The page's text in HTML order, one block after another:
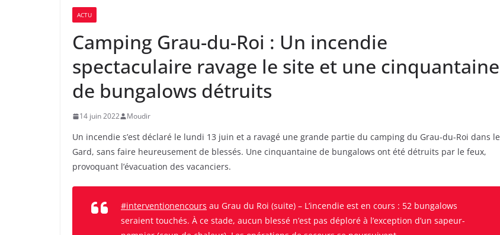
ACTU
Camping Grau-du-Roi : Un incendie
spectaculaire ravage le site et une cinquantaine
de bungalows détruits
14 juin 2022 Moudir
Un incendie s’est déclaré le lundi 13 juin et a ravagé une grande partie du camping du Grau-du-Roi dans le
Gard, sans faire heureusement de blessés. Une cinquantaine de bungalows ont été détruits par le feux,
provoquant l’évacuation des vacanciers.
#interventionencours au Grau du Roi (suite) – L’incendie est en cours : 52 bungalows
seraient touchés. À ce stade, aucun blessé n’est pas déploré à l’exception d’un sapeur-